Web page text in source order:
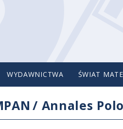
WYDAWNICTWA ŚWIAT
/ Annales